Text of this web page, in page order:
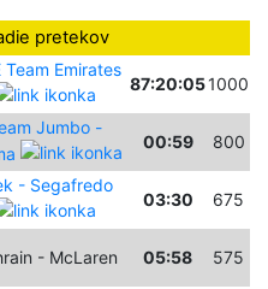
pretekov
Team Emirates
87:20:051000
Jumbo -
00:59 800
- Segafredo
03:30 675
- McLaren 05:58 575